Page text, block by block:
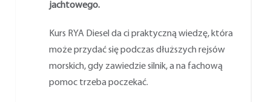
jachtowego.
Kurs RYA Diesel da ci praktyczną wiedzę, która
może przydać się podczas dłuższych rejsów
morskich, gdy zawiedzie silnik, a na fachową
pomoc trzeba poczekać.